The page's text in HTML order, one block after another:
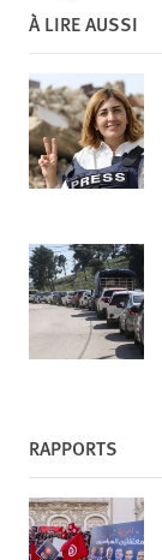
À LIRE AUSSI
RAPPORTS